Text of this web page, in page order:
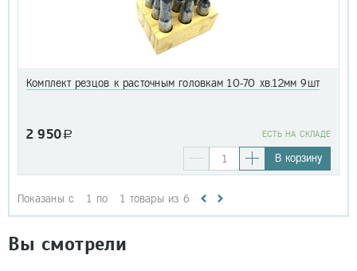
Комплект резцов к расточным головкам 10-70 хв.12мм 9шт
2 950a EСТЬ НА СКЛАДЕ
В корзину
Показаны с 1 по 1 товары из 6
Вы смотрели